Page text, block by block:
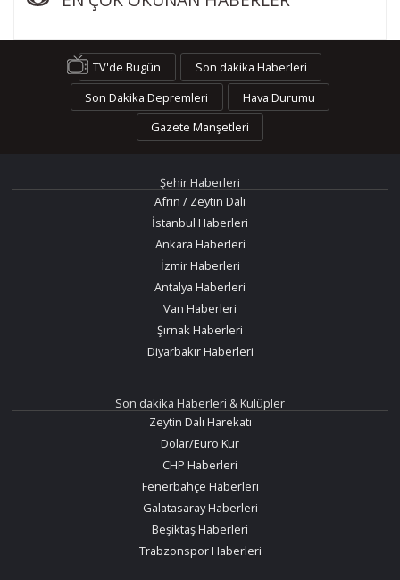
TV'de Bugün
Son dakika Haberleri
Son Dakika Depremleri
Hava Durumu
Gazete Manşetleri
Şehir Haberleri
Afrin / Zeytin Dalı
İstanbul Haberleri
Ankara Haberleri
İzmir Haberleri
Antalya Haberleri
Van Haberleri
Şırnak Haberleri
Diyarbakır Haberleri
Son dakika Haberleri & Kulüpler
Zeytin Dalı Harekatı
Dolar/Euro Kur
CHP Haberleri
Fenerbahçe Haberleri
Galatasaray Haberleri
Beşiktaş Haberleri
Trabzonspor Haberleri